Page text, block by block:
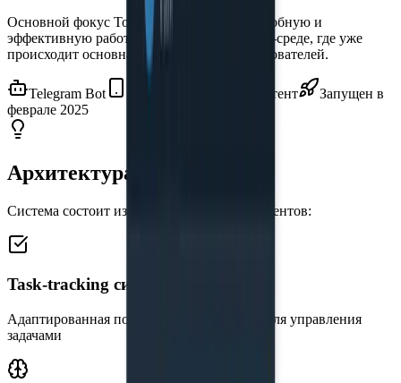
Основной фокус TodoMateAI — создать удобную и
эффективную работу с задачами в Telegram-среде, где уже
происходит основная коммуникация пользователей.
Telegram Bot LLM-ассистент
Запущен в
феврале 2025
Архитектура продукта
Система состоит из двух ключевых компонентов:
Task-tracking система
Адаптированная под Telegram платформа для управления
задачами